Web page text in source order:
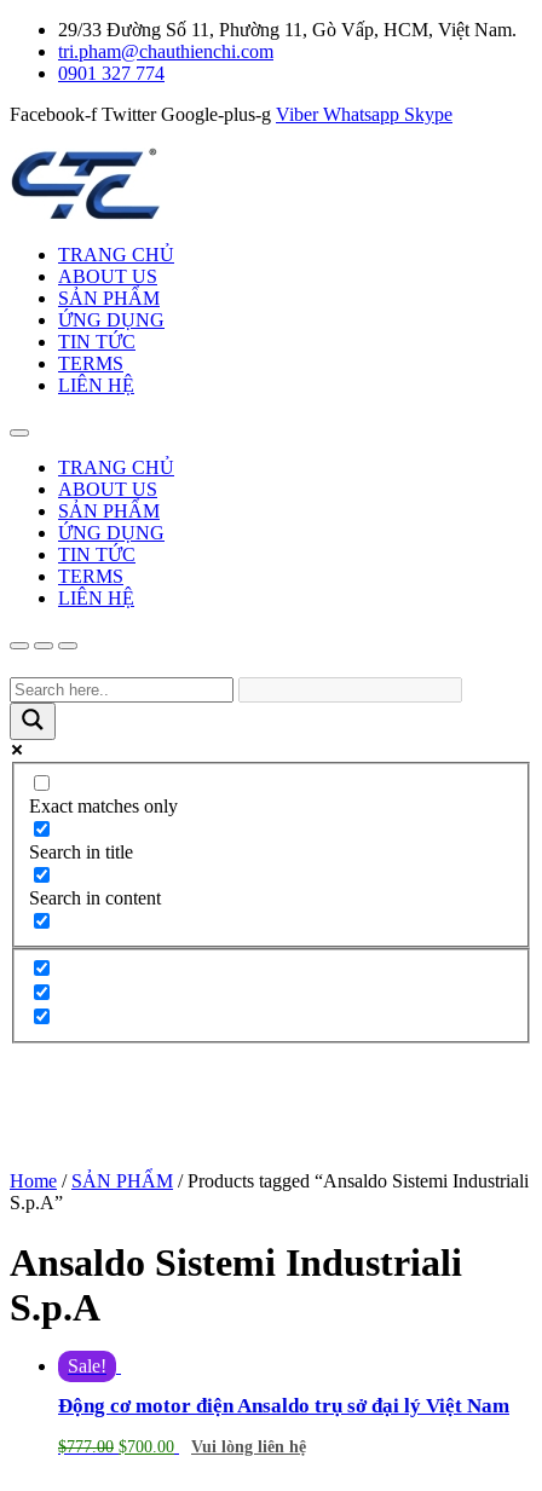
29/33 Đường Số 11, Phường 11, Gò Vấp, HCM, Việt Nam.
tri.pham@chauthienchi.com
0901 327 774
Facebook-f Twitter Google-plus-g Viber Whatsapp Skype
TRANG CHỦ
ABOUT US
SẢN PHẨM
ỨNG DỤNG
TIN TỨC
TERMS
LIÊN HỆ
TRANG CHỦ
ABOUT US
SẢN PHẨM
ỨNG DỤNG
TIN TỨC
TERMS
LIÊN HỆ
Exact matches only
Search in title
Search in content
Home / SẢN PHẨM / Products tagged “Ansaldo Sistemi Industriali
S.p.A”
Ansaldo Sistemi Industriali
S.p.A
Sale!
Động cơ motor điện Ansaldo trụ sở đại lý Việt Nam
$777.00 $700.00 Vui lòng liên hệ